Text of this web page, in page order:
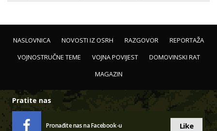
NASLOVNICA NOVOSTI IZ OSRH RAZGOVOR
REPORTAŽA
VOJNOSTRUČNE TEME
VOJNA POVIJEST
DOMOVINSKI RAT
MAGAZIN
Pratite nas
Pronađite nas na Facebook-u Like